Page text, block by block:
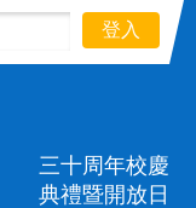
三十周年校慶
典禮暨開放日